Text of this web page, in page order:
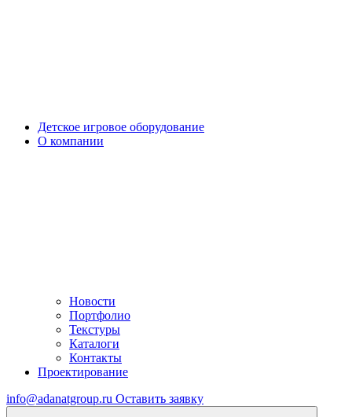
Детское игровое оборудование
О компании
Новости
Портфолио
Текстуры
Каталоги
Контакты
Проектирование
info@adanatgroup.ru Оставить заявку